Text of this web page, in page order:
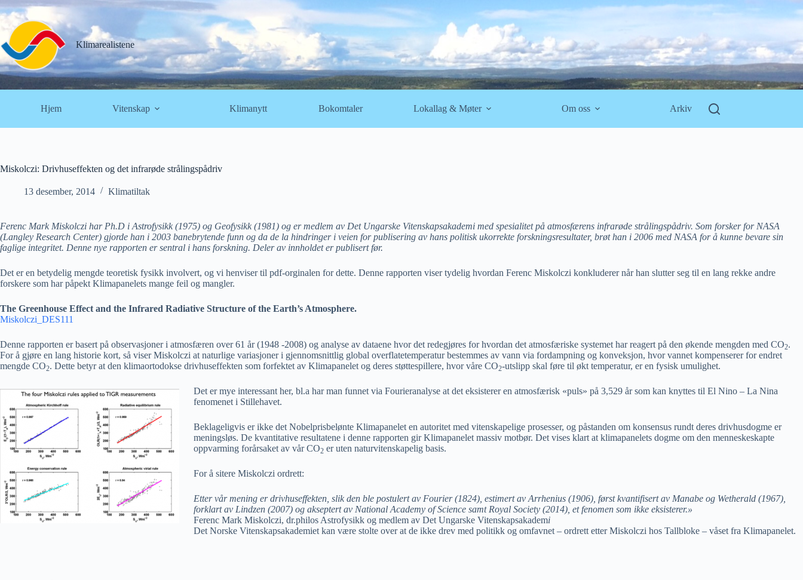
Hopp
til
innholdet
Klimarealistene
Hjem Vitenskap Klimanytt Bokomtaler Lokallag & Møter Om oss Arkiv
Miskolczi: Drivhuseffekten og det infrarøde strålingspådriv
13 desember, 2014 Klimatiltak
Ferenc Mark Miskolczi har Ph.D i Astrofysikk (1975) og Geofysikk (1981) og er medlem av Det Ungarske Vitenskapsakademi med spesialitet på atmosfærens infrarøde strålingspådriv. Som forsker for NASA
(Langley Research Center) gjorde han i 2003 banebrytende funn og da de la hindringer i veien for publisering av hans politisk ukorrekte forskningsresultater, brøt han i 2006 med NASA for å kunne bevare sin
faglige integritet. Denne nye rapporten er sentral i hans forskning. Deler av innholdet er publisert før.
Det er en betydelig mengde teoretisk fysikk involvert, og vi henviser til pdf-orginalen for dette. Denne rapporten viser tydelig hvordan Ferenc Miskolczi konkluderer når han slutter seg til en lang rekke andre
forskere som har påpekt Klimapanelets mange feil og mangler.
The Greenhouse Effect and the Infrared Radiative Structure of the Earth’s Atmosphere.
Miskolczi_DES111
Denne rapporten er basert på observasjoner i atmosfæren over 61 år (1948 -2008) og analyse av dataene hvor det redegjøres for hvordan det atmosfæriske systemet har reagert på den økende mengden med CO2.
For å gjøre en lang historie kort, så viser Miskolczi at naturlige variasjoner i gjennomsnittlig global overflatetemperatur bestemmes av vann via fordampning og konveksjon, hvor vannet kompenserer for endret
mengde CO2. Dette betyr at den klimaortodokse drivhuseffekten som forfektet av Klimapanelet og deres støttespillere, hvor våre CO2-utslipp skal føre til økt temperatur, er en fysisk umulighet.
Det er mye interessant her, bl.a har man funnet via Fourieranalyse at det eksisterer en atmosfærisk «puls» på 3,529 år som kan knyttes til El Nino – La Nina
fenomenet i Stillehavet.
Beklageligvis er ikke det Nobelprisbelønte Klimapanelet en autoritet med vitenskapelige prosesser, og påstanden om konsensus rundt deres drivhusdogme er
meningsløs. De kvantitative resultatene i denne rapporten gir Klimapanelet massiv motbør. Det vises klart at klimapanelets dogme om den menneskeskapte
oppvarming forårsaket av vår CO2 er uten naturvitenskapelig basis.
For å sitere Miskolczi ordrett:
Etter vår mening er drivhuseffekten, slik den ble postulert av Fourier (1824), estimert av Arrhenius (1906), først kvantifisert av Manabe og Wetherald (1967),
forklart av Lindzen (2007) og akseptert av National Academy of Science samt Royal Society (2014), et fenomen som ikke eksisterer.»
Ferenc Mark Miskolczi, dr.philos Astrofysikk og medlem av Det Ungarske Vitenskapsakademi
Det Norske Vitenskapsakademiet kan være stolte over at de ikke drev med politikk og omfavnet – ordrett etter Miskolczi hos Tallbloke – våset fra Klimapanelet.